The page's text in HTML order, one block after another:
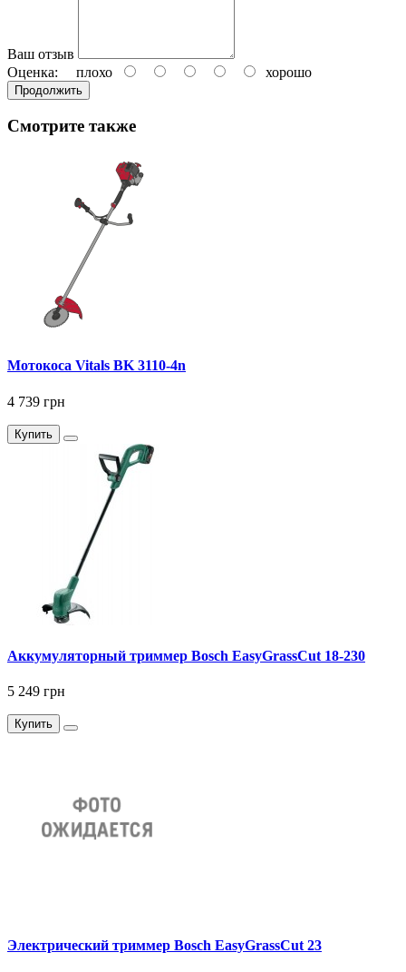
Ваш отзыв
Оценка: плохо хорошо
Продолжить
Смотрите также
Мотокоса Vitals BK 3110-4n
4 739 грн
Купить
Аккумуляторный триммер Bosch EasyGrassCut 18-230
5 249 грн
Купить
Электрический триммер Bosch EasyGrassCut 23